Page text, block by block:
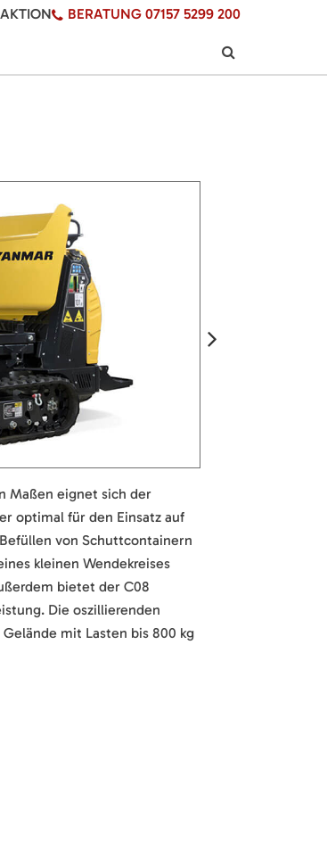
BERATUNG 07157 5299 200
Maßen eignet sich der
optimal für den Einsatz auf
von Schuttcontainern
kleinen Wendekreises
bietet der C08
Die oszillierenden
mit Lasten bis 800 kg